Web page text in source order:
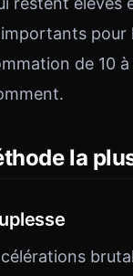
de 10
la